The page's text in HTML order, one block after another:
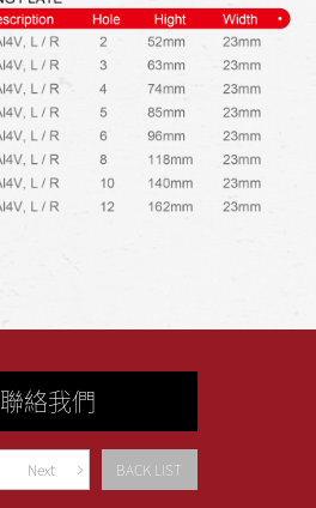
聯絡我們
Next BACK LIST